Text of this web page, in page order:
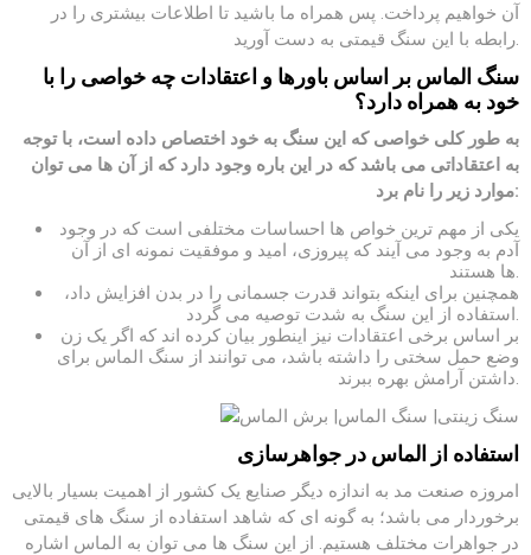
آن خواهیم پرداخت. پس همراه ما باشید تا اطلاعات بیشتری را در
رابطه با این سنگ قیمتی به دست آورید.
سنگ الماس بر اساس باورها و اعتقادات چه خواصی را با
خود به همراه دارد؟
به طور کلی خواصی که این سنگ به خود اختصاص داده است، با توجه
به اعتقاداتی می باشد که در این باره وجود دارد که از آن ها می توان
موارد زیر را نام برد:
یکی از مهم ترین خواص ها احساسات مختلفی است که در وجود
آدم به وجود می آیند که پیروزی، امید و موفقیت نمونه ای از آن
ها هستند.
همچنین برای اینکه بتواند قدرت جسمانی را در بدن افزایش داد،
استفاده از این سنگ به شدت توصیه می گردد.
بر اساس برخی اعتقادات نیز اینطور بیان کرده اند که اگر یک زن
وضع حمل سختی را داشته باشد، می توانند از سنگ الماس برای
داشتن آرامش بهره ببرند.
استفاده از الماس در جواهرسازی
امروزه صنعت مد به اندازه دیگر صنایع یک کشور از اهمیت بسیار بالایی
برخوردار می باشد؛ به گونه ای که شاهد استفاده از سنگ های قیمتی
در جواهرات مختلف هستیم. از این سنگ ها می توان به الماس اشاره